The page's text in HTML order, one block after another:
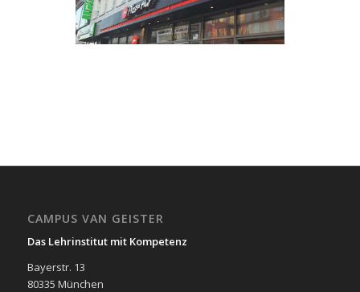
CAMPUS VAN GEISTER
Das Lehrinstitut mit Kompetenz
Bayerstr. 13
80335 München